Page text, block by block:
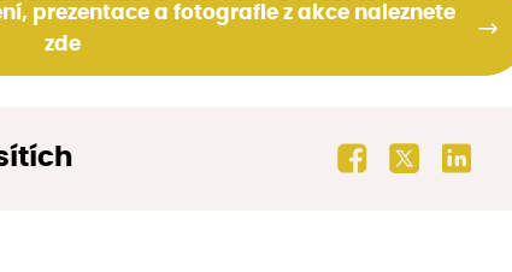
prezentace a fotografie z akce naleznete
zde